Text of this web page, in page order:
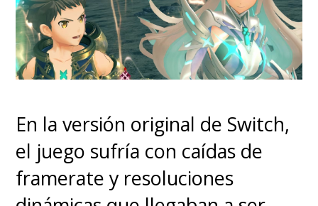
Cuando "Fury" vuelve, todo ha
cambiado. No es el mundo que
dejó al abandonar la Tierra por
después del "Blip". Había
promesas que debía cumplir y
que quedaron en nada. Solo era
En la versión original de Switch,
el juego sufría con caídas de
framerate y resoluciones